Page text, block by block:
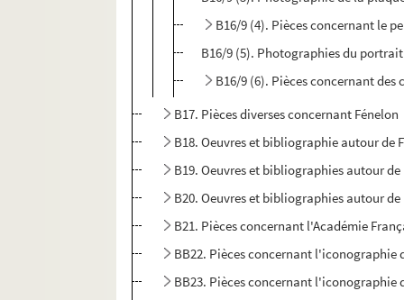
B16/9 (4). Pièces concernant le
B16/9 (5). Photographies du
B16/9 (6). Pièces concernant
B17. Pièces diverses concernant Fénelon
B18. Oeuvres et bibliographie autour de
B19. Oeuvres et bibliographies autour
B20. Oeuvres et bibliographies autour
B21. Pièces concernant l'Académie
BB22. Pièces concernant l'iconographie
BB23. Pièces concernant l'iconographie